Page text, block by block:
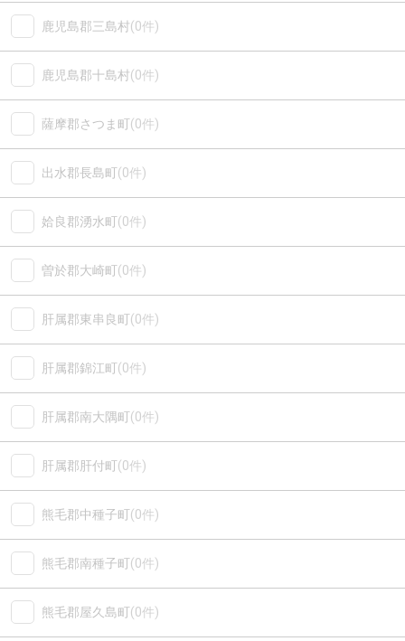
鹿児島郡三島村(0件)
鹿児島郡十島村(0件)
薩摩郡さつま町(0件)
出水郡長島町(0件)
姶良郡湧水町(0件)
曽於郡大崎町(0件)
肝属郡東串良町(0件)
肝属郡錦江町(0件)
肝属郡南大隅町(0件)
肝属郡肝付町(0件)
熊毛郡中種子町(0件)
熊毛郡南種子町(0件)
熊毛郡屋久島町(0件)